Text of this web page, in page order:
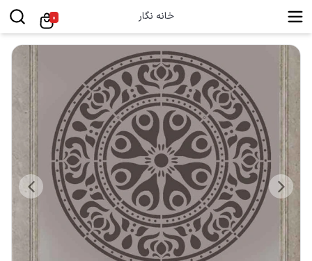
خانه نگار 0